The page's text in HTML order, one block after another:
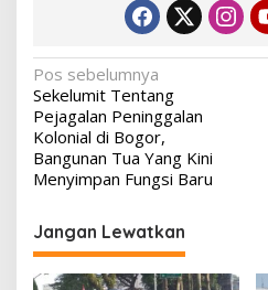
Navigasi
pos
Pos sebelumnya
Sekelumit Tentang
Pejagalan Peninggalan
Kolonial di Bogor,
Bangunan Tua Yang Kini
Menyimpan Fungsi Baru
Jangan Lewatkan